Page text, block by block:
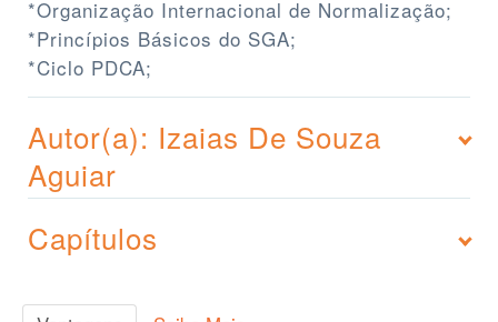
*Organização Internacional de Normalização;
*Princípios Básicos do SGA;
*Ciclo PDCA;
Autor(a): Izaias De Souza
Aguiar
Capítulos